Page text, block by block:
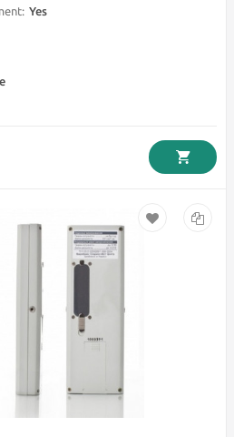
01 «СТОРА»